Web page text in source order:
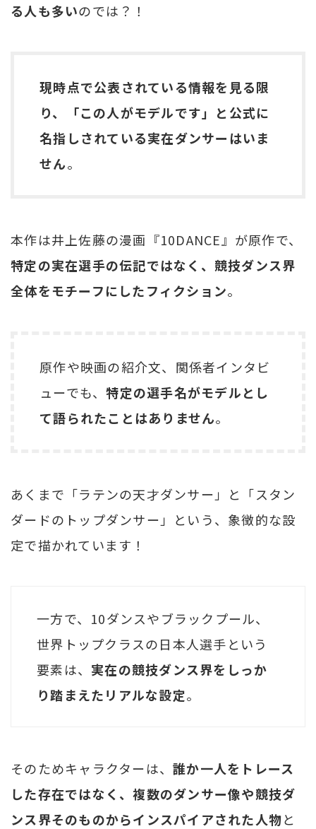
る人も多いのでは？！
現時点で公表されている情報を見る限
り、「この人がモデルです」と公式に
名指しされている実在ダンサーはいま
せん。
本作は井上佐藤の漫画『10DANCE』が原作で、
特定の実在選手の伝記ではなく、競技ダンス界
全体をモチーフにしたフィクション。
原作や映画の紹介文、関係者インタビ
ューでも、特定の選手名がモデルとし
て語られたことはありません。
あくまで「ラテンの天才ダンサー」と「スタン
ダードのトップダンサー」という、象徴的な設
定で描かれています！
一方で、10ダンスやブラックプール、
世界トップクラスの日本人選手という
要素は、 実在の競技ダンス界をしっか
り踏まえたリアルな設定。
そのためキャラクターは、誰か一人をトレース
した存在ではなく、複数のダンサー像や競技ダ
ンス界そのものからインスパイアされた人物と